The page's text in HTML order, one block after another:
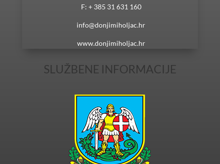
F: + 385 31 631 160
info@donjimiholjac.hr
www.donjimiholjac.hr
SLUŽBENE INFORMACIJE